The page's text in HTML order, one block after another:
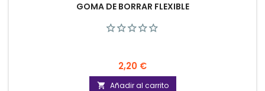
GOMA DE BORRAR FLEXIBLE
Precio
2,20 €
 Añadir al carrito